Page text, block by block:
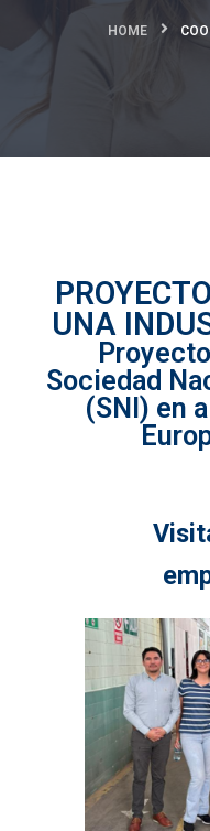
HOME
UNA
Sociedad
(SNI) en